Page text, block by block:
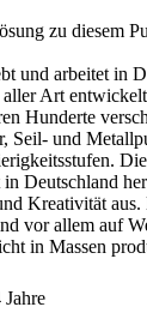
zu diesem
und arbeitet in
Art
Hunderte
Seil- und
Deutschland
Kreativität
vor allem auf
in Massen